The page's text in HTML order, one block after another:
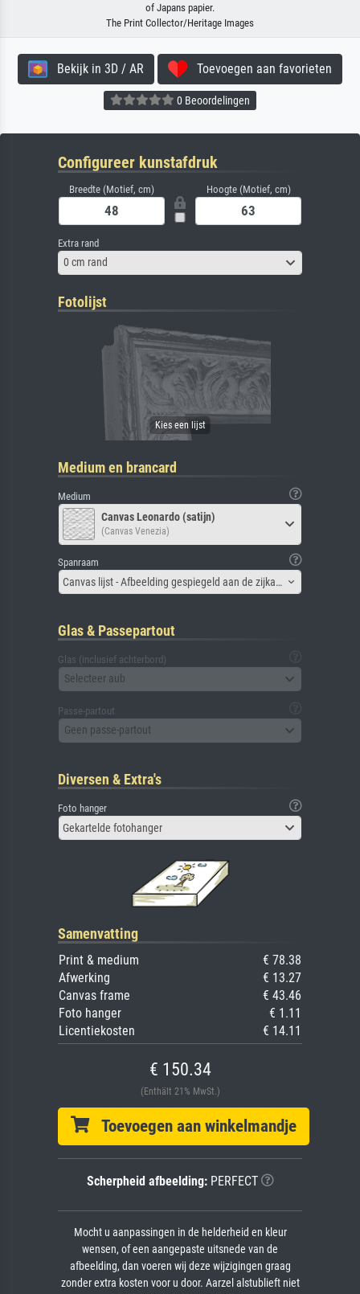
of Japans papier.
The Print Collector/Heritage Images
Bekijk in 3D / AR Toevoegen aan favorieten
0 Beoordelingen
Configureer kunstafdruk
Breedte (Motief, cm) Hoogte (Motief, cm)
Extra rand
0 cm rand
Fotolijst
Medium en brancard
Medium
Canvas Leonardo (satijn)
(Canvas Venezia)
Spanraam
Canvas lijst - Afbeelding gespiegeld aan de zijkant
Glas & Passepartout
Glas (inclusief achterbord)
Selecteer aub
Passe-partout
Geen passe-partout
Diversen & Extra's
Foto hanger
Gekartelde fotohanger
Samenvatting
Print & medium
€ 78.38
Afwerking
€ 13.27
Canvas frame
€ 43.46
Foto hanger
€ 1.11
Licentiekosten
€ 14.11
€ 150.34
(Enthält 21% MwSt.)
Toevoegen aan winkelmandje
Scherpheid afbeelding:PERFECT
Mocht u aanpassingen in de helderheid en kleur
wensen, of een aangepaste uitsnede van de
afbeelding, dan voeren wij deze wijzigingen graag
zonder extra kosten voor u door. Aarzel alstublieft niet